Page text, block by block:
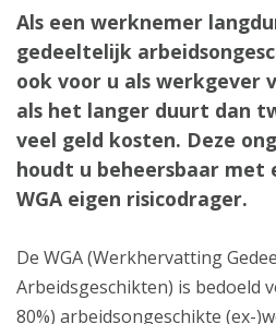
Als een werknemer
gedeeltelijk
ook voor u als werkgever
als het langer duurt dan
veel geld kosten. Deze
houdt u beheersbaar met
WGA eigen risicodrager.
De WGA (Werkhervatting
Arbeidsgeschikten) is bedoeld
80%) arbeidsongeschikte (ex-